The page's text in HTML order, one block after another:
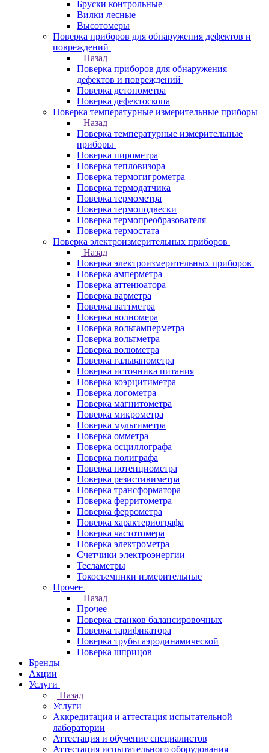
Бруски контрольные
Вилки лесные
Высотомеры
Поверка приборов для обнаружения дефектов и
повреждений
Назад
Поверка приборов для обнаружения
дефектов и повреждений
Поверка детонометра
Поверка дефектоскопа
Поверка температурные измерительные приборы
Назад
Поверка температурные измерительные
приборы
Поверка пирометра
Поверка тепловизора
Поверка термогигрометра
Поверка термодатчика
Поверка термометра
Поверка термоподвески
Поверка термопреобразователя
Поверка термостата
Поверка электроизмерительных приборов
Назад
Поверка электроизмерительных приборов
Поверка амперметра
Поверка аттенюатора
Поверка варметра
Поверка ваттметра
Поверка волномера
Поверка вольтамперметра
Поверка вольтметра
Поверка волюметра
Поверка гальванометра
Поверка источника питания
Поверка коэрцитиметра
Поверка логометра
Поверка магнитометра
Поверка микрометра
Поверка мультиметра
Поверка омметра
Поверка осциллографа
Поверка полиграфа
Поверка потенциометра
Поверка резистивиметра
Поверка трансформатора
Поверка ферритометра
Поверка феррометра
Поверка характериографа
Поверка частотомера
Поверка электрометра
Счетчики электроэнергии
Тесламетры
Токосъемники измерительные
Прочее
Назад
Прочее
Поверка станков балансировочных
Поверка тарификатора
Поверка трубы аэродинамической
Поверка шприцов
Бренды
Акции
Услуги
Назад
Услуги
Аккредитация и аттестация испытательной
лаборатории
Аттестация и обучение специалистов
Аттестация испытательного оборудования